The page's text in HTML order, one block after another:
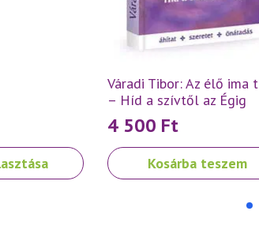
Váradi Tibor: Az élő ima
– Híd a szívtől az Égig
4 500 Ft
Kosárba teszem